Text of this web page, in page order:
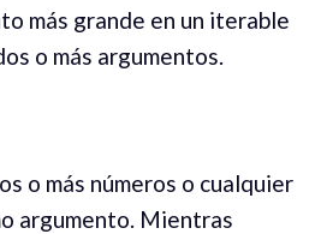
más grande en un iterable
o más argumentos.
o más números o cualquier
argumento. Mientras